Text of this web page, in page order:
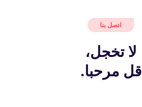
اتصل بنا
لا تخجل،
قل مرحبا.